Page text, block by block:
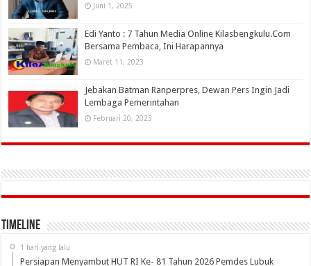
Juni 1, 2025
Edi Yanto : 7 Tahun Media Online Kilasbengkulu.Com
Bersama Pembaca, Ini Harapannya
Maret 11, 2023
Jebakan Batman Ranperpres, Dewan Pers Ingin Jadi
Lembaga Pemerintahan
Februari 20, 2023
Timeline
1 hari yang lalu
Persiapan Menyambut HUT RI Ke- 81 Tahun 2026 Pemdes Lubuk